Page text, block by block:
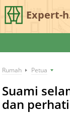
Expert-
Rumah Petua
Suami
dan